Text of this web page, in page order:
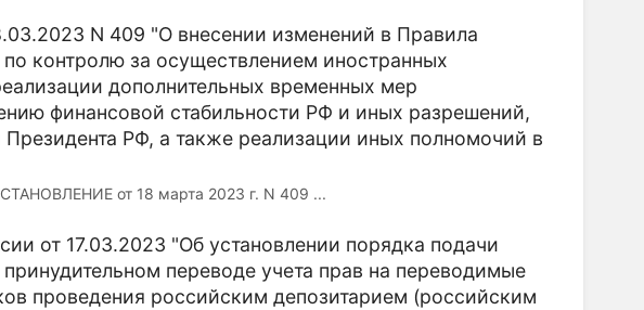
N 409 "О внесении изменений в Правила
контролю за осуществлением иностранных
дополнительных временных мер
финансовой стабильности РФ и иных разрешений,
РФ, а также реализации иных полномочий в
от 18 марта 2023 г. N 409 ...
от 17.03.2023 "Об установлении порядка подачи
переводе учета прав на переводимые
проведения российским депозитарием (российским